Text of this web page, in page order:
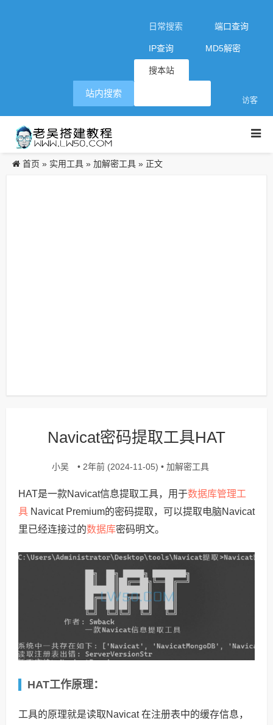
日常搜索 端口查询
IP查询 MD5解密
搜本站
访客
站内搜索
首页 » 实用工具 » 加解密工具 » 正文
Navicat密码提取工具HAT
小吴 • 2年前 (2024-11-05) • 加解密工具
HAT是一款Navicat信息提取工具，用于数据库管理工
具 Navicat Premium的密码提取，可以提取电脑Navicat
里已经连接过的数据库密码明文。
HAT工作原理：
工具的原理就是读取Navicat 在注册表中的缓存信息，